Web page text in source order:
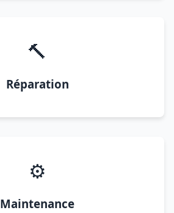
🔨
Réparation
⚙️
Maintenance